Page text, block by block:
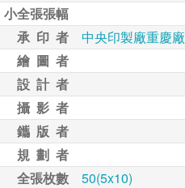
小全張張幅
承 印 者
中央印製廠重慶廠
繪 圖 者
設 計 者
攝 影 者
鑴 版 者
規 劃 者
全張枚數
50(5x10)